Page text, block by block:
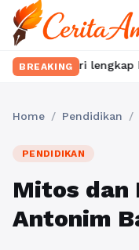
BREAKING
lengkap hanya di
Home / Pendidikan /
PENDIDIKAN
Mitos dan
Antonim